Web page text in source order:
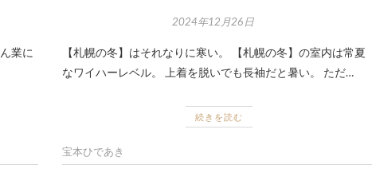
業に
2024年12月26日
【札幌の冬】はそれなりに寒い。 【札幌の冬】の室内は常夏
なワイハーレベル。 上着を脱いでも長袖だと暑い。 ただ…
続きを読む
宝本ひであき